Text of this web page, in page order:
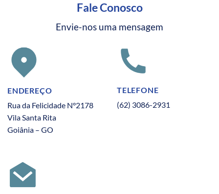
Fale Conosco
Envie-nos uma mensagem
ENDEREÇO
Rua da Felicidade N°2178
Vila Santa Rita
Goiânia – GO
TELEFONE
(62) 3086-2931